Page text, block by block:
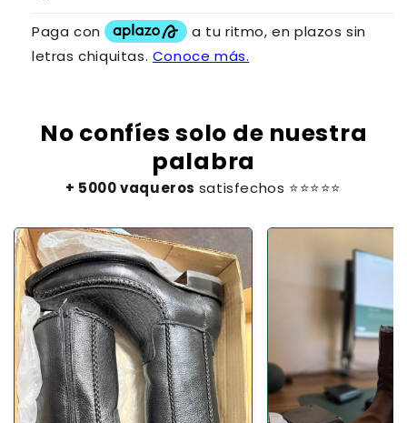
No confíes solo de nuestra
palabra
+ 5000 vaqueros satisfechos ⭐⭐⭐⭐⭐